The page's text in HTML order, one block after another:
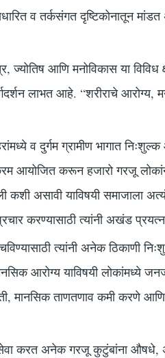
व तर्कसंगत दृष्टिकोनातून मांडत
आणि मनोविकास या विविध
लाभत आहे. “शरीराचे
व दुर्गम ग्रामीण भागात निःशुल्क
आयोजित करून हजारो गरजू
कशी असावी याविषयी समाजाला
प्रचार करण्यासाठी त्यांनी अखंड
त्यांनी अनेक ठिकाणी
आरोग्य याविषयी लोकांमध्ये
मानसिक ताणतणाव कमी करणे
करत अनेक गरजू कुटुंबांना औषधे,